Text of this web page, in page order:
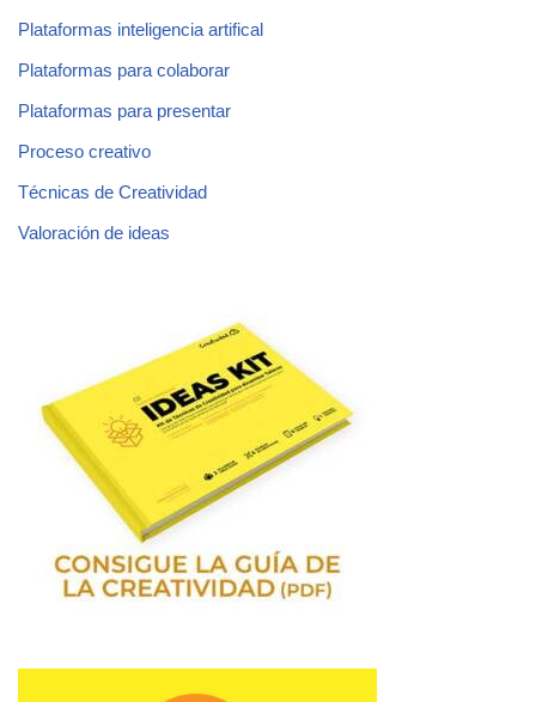
Plataformas inteligencia artifical
Plataformas para colaborar
Plataformas para presentar
Proceso creativo
Técnicas de Creatividad
Valoración de ideas